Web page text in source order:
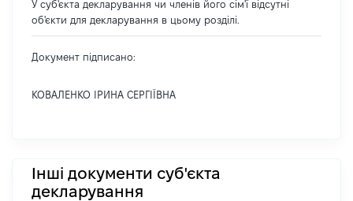
У суб'єкта декларування чи членів його сім'ї відсутні
об'єкти для декларування в цьому розділі.
Документ підписано:
КОВАЛЕНКО ІРИНА СЕРГІЇВНА
Інші документи суб'єкта
декларування